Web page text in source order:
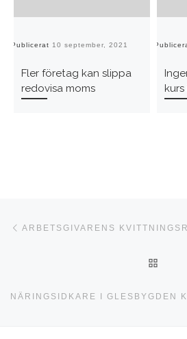
Publicerat 10 september, 2021
Fler företag kan slippa
redovisa moms
Inläggsnavigering
ARBETSGIVARENS